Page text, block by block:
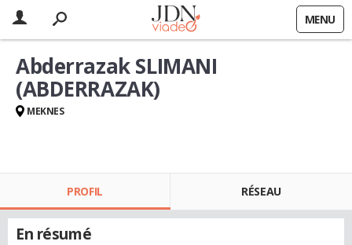
MENU
Abderrazak SLIMANI
(ABDERRAZAK)
MEKNES
PROFIL RÉSEAU
En résumé